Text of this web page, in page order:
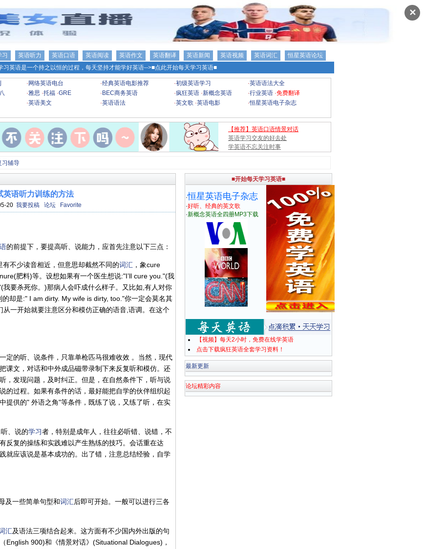
✕
英语听力 英语口语 英语阅读 英语作文 英语翻译 英语新闻 英语视频 英语词汇
恒星英语论坛
习英语是一个持之以恒的过程，每天坚持才能学好英语-->■点此开始每天学习英语■
· 网络英语电台 ·经典英语电影推荐 ·初级英语学习 ·英语语法大全
·雅思 ·托福 ·GRE · BEC商务英语 ·疯狂英语 ·新概念英语 ·行业英语 ·免费翻译
·英语美文 ·英语语法 ·英文歌 ·英语电影 ·恒星英语电子杂志
【推荐】英语口语情景对话
英语学习交友的好去处
学英语不忘关注时事
习辅导
英语听力训练的方法
20 我要投稿 论坛 Favorite
的前提下，要提高听、说能力，应首先注意以下三点：
有不少读音相近，但意思却截然不同的词汇 ，象cure
肥料)等。设想如果有一个医生想说:"I’ll cure you."(我
要杀死你。)那病人会吓成什么样子。又比如,有人对你
却是:" I am dirty. My wife is dirty, too."你一定会莫名其
一开始就要注意区分和模仿正确的语音,语调。在这个
定的听、说条件，只靠单枪匹马很难收效 。当然，现代
课文，对话和中外成品磁带录制下来反复听和模仿。还
，发现问题，及时纠正。但是，在自然条件下，听与说
的过程。如果有条件的话，最好能把自学的伙伴组织起
提供的" 外语之角"等条件，既练了说，又练了听，在实
、说的学习者，特别是成年人，往往必听错、说错，不
反复的操练和实践难以产生熟练的技巧。会话重在达
就应该说是基本成功的。出了错，注意总结经验，自学
及一些简单句型和词汇后即可开始。一般可以进行三各
汇及语法三项结合起来。这方面有不少国内外出版的句
English 900)和《情景对话》(Situational Dialogues)，
■开始每天学习英语■
·恒星英语电子杂志
·好听、经典的英文歌
·新概念英语全四册MP3下载
【视频】每天2小时，免费在线学英语
点击下载疯狂英语全套学习资料！
最新更新
论坛精彩内容